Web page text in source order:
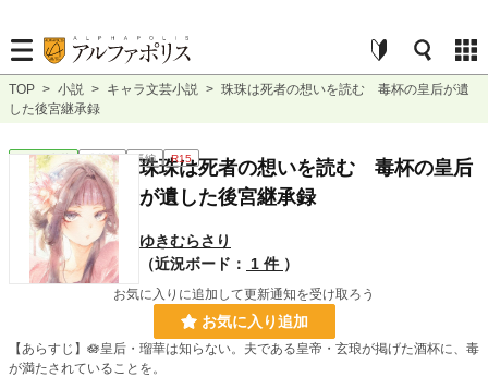
TOP > 小説 > キャラ文芸小説 > 珠珠は死者の想いを読む 毒杯の皇后が遺
した後宮継承録
キャラ文芸 連載中 長編 R15
珠珠は死者の想いを読む 毒杯の皇后
が遺した後宮継承録
ゆきむらさり
（近況ボード：
1 件 ）
お気に入りに追加して更新通知を受け取ろう
お気に入り追加
【あらすじ】🪷皇后・瑠華は知らない。夫である皇帝・玄琅が掲げた酒杯に、毒
が満たされていることを。